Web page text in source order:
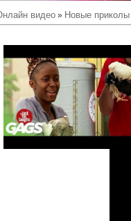
видео » Новые приколы